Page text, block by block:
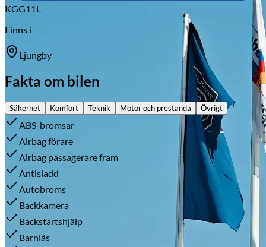
KGG11L
Finns i
Ljungby
Fakta om bilen
Säkerhet Komfort Teknik Motor och prestanda Övrigt
ABS-bromsar
Airbag förare
Airbag passagerare fram
Antisladd
Autobroms
Backkamera
Backstartshjälp
Barnlås